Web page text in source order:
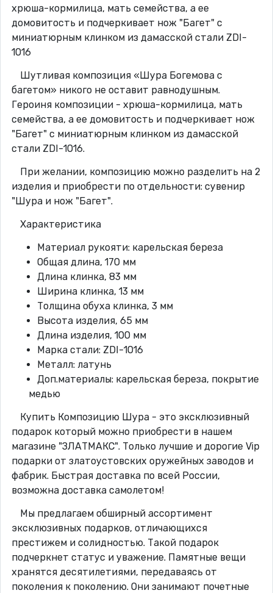
хрюша-кормилица, мать семейства, а ее
домовитость и подчеркивает нож "Багет" с
миниатюрным клинком из дамасской стали ZDI-
1016
Шутливая композиция «Шура Богемова с
багетом» никого не оставит равнодушным.
Героиня композиции - хрюша-кормилица, мать
семейства, а ее домовитость и подчеркивает нож
"Багет" с миниатюрным клинком из дамасской
стали ZDI-1016.
При желании, композицию можно разделить на 2
изделия и приобрести по отдельности: сувенир
"Шура и нож "Багет".
Характеристика
Материал рукояти: карельская береза
Общая длина, 170 мм
Длина клинка, 83 мм
Ширина клинка, 13 мм
Толщина обуха клинка, 3 мм
Высота изделия, 65 мм
Длина изделия, 100 мм
Марка стали: ZDI-1016
Металл: латунь
Доп.материалы: карельская береза, покрытие
медью
Купить Композицию Шура - это эксклюзивный
подарок который можно приобрести в нашем
магазине "ЗЛАТМАКС". Только лучшие и дорогие Vip
подарки от златоустовских оружейных заводов и
фабрик. Быстрая доставка по всей России,
возможна доставка самолетом!
Мы предлагаем обширный ассортимент
эксклюзивных подарков, отличающихся
престижем и солидностью. Такой подарок
подчеркнет статус и уважение. Памятные вещи
хранятся десятилетиями, передаваясь от
поколения к поколению. Они занимают почетные